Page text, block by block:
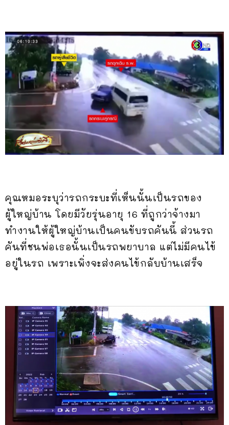
คุณหมอระบุว่ารถกระบะที่เห็นนั้นเป็นรถของ
ผู้ใหญ่บ้าน โดยมีวัยรุ่นอายุ 16 ที่ถูกว่าจ้างมา
ทำงานให้ผู้ใหญ่บ้านเป็นคนขับรถคันนี้ ส่วนรถ
คันที่ชนพ่อเธอนั้นเป็นรถพยาบาล แต่ไม่มีคนไข้
อยู่ในรถ เพราะเพิ่งจะส่งคนไข้กลับบ้านเสร็จ